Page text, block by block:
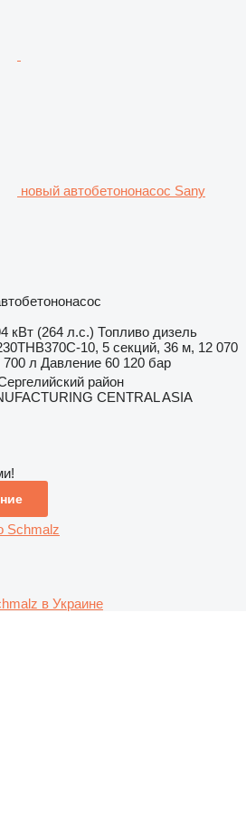
новый автобетононасос Sany
кВт (264 л.с.) Топливо дизель
10, 5 секций, 36 м, 12 070
700 л Давление 60 120 бар
район
CENTRAL ASIA
Schmalz
в Украине